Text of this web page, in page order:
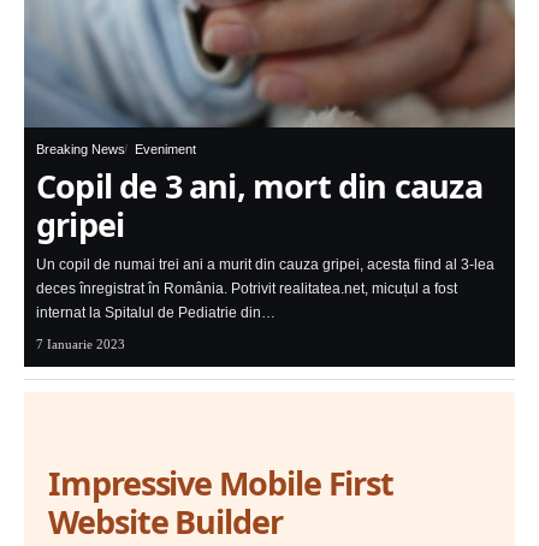
Breaking News Eveniment
Copil de 3 ani, mort din cauza
gripei
Un copil de numai trei ani a murit din cauza gripei, acesta fiind al 3-lea
deces înregistrat în România. Potrivit realitatea.net, micuțul a fost
internat la Spitalul de Pediatrie din…
7 Ianuarie 2023
Impressive Mobile First
Website Builder